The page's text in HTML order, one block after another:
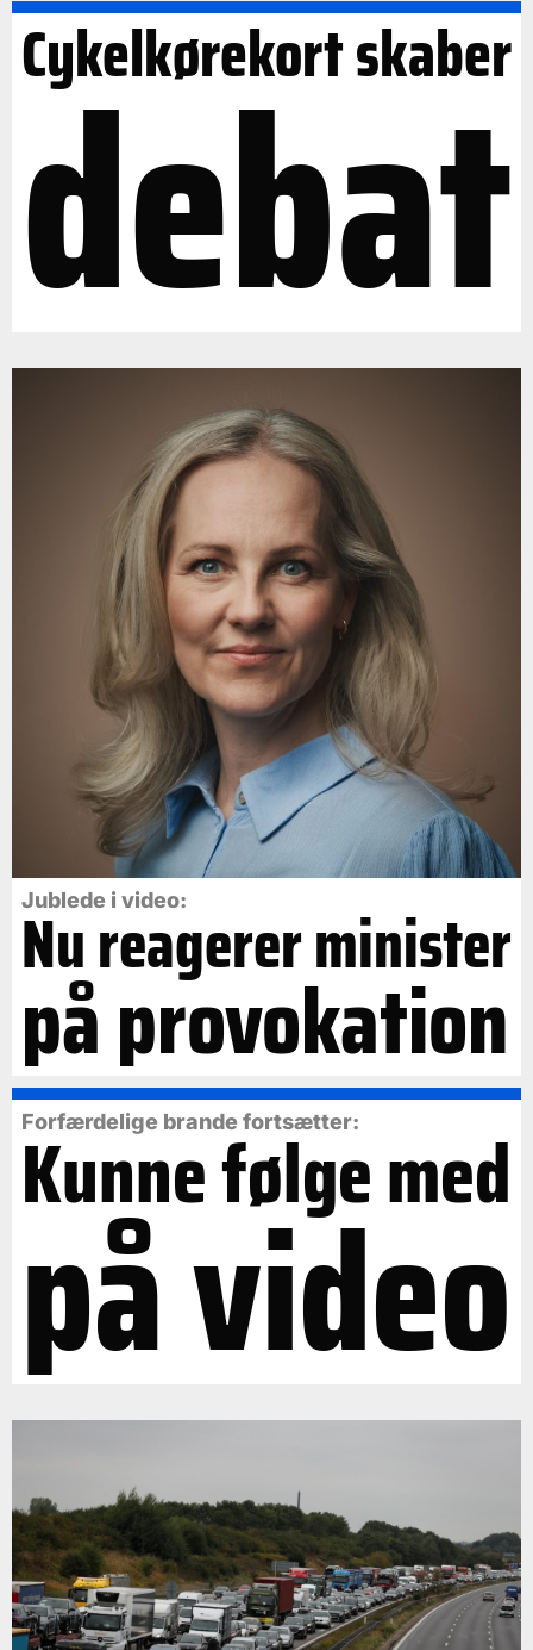
Cykelkørekort skaber
debat
Jublede i video:
Nu reagerer minister
på provokation
Forfærdelige brande fortsætter:
Kunne følge med
på video